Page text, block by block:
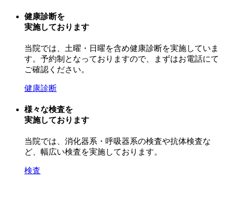
健康診断を
実施しております
当院では、土曜・日曜を含め健康診断を実施していま
す。予約制となっておりますので、まずはお電話にて
ご確認ください。
健康診断
様々な検査を
実施しております
当院では、消化器系・呼吸器系の検査や抗体検査な
ど、幅広い検査を実施しております。
検査